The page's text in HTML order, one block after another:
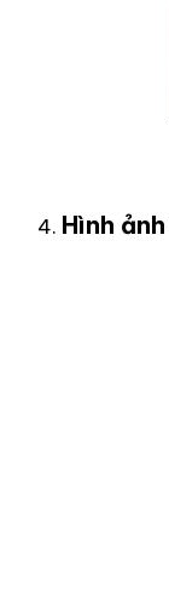
Hình